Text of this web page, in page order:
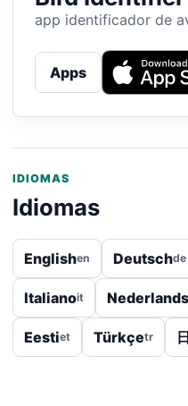
app identificador de
Apps
IDIOMAS
Idiomas
Englishen Deutschde
Italianoit Nederlands
Eestiet Türkçetr